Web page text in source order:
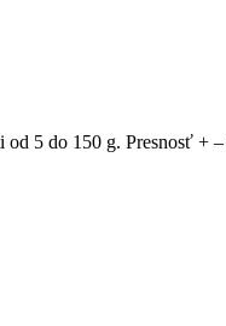
od 5 do 150 g. Presnosť +